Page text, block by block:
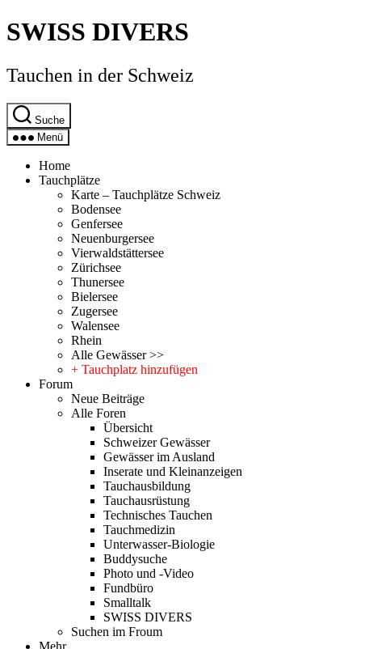
Direkt
zum
wechseln
SWISS DIVERS
Tauchen in der Schweiz
Suche
Menü
Home
Tauchplätze
Karte – Tauchplätze Schweiz
Bodensee
Genfersee
Neuenburgersee
Vierwaldstättersee
Zürichsee
Thunersee
Bielersee
Zugersee
Walensee
Rhein
Alle Gewässer >>
+ Tauchplatz hinzufügen
Forum
Neue Beiträge
Alle Foren
Übersicht
Schweizer Gewässer
Gewässer im Ausland
Inserate und Kleinanzeigen
Tauchausbildung
Tauchausrüstung
Technisches Tauchen
Tauchmedizin
Unterwasser-Biologie
Buddysuche
Photo und -Video
Fundbüro
Smalltalk
SWISS DIVERS
Suchen im Froum
Mehr